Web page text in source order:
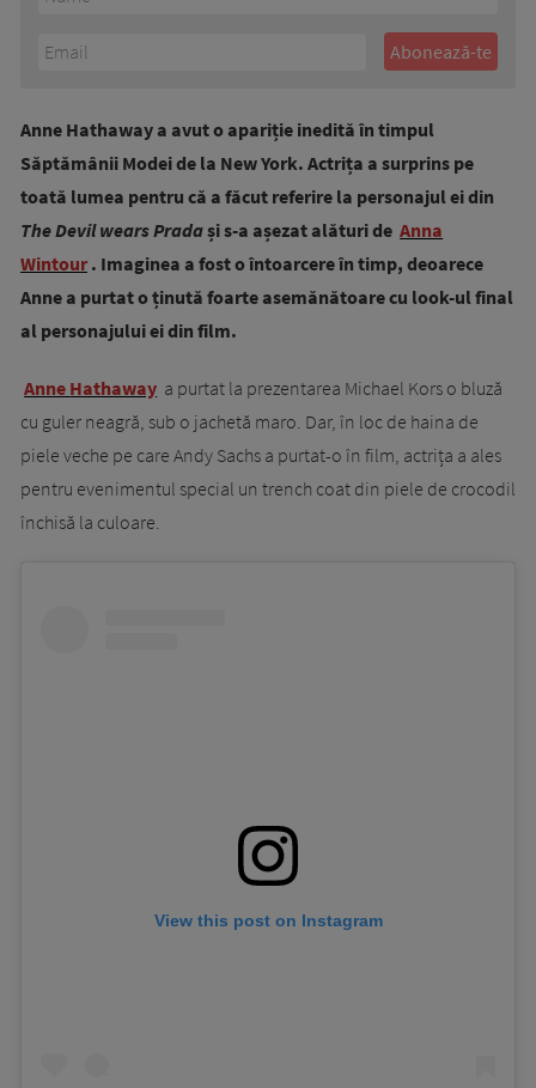
Anne Hathaway a avut o apariție inedită în timpul
Săptămânii Modei de la New York. Actrița a surprins pe
toată lumea pentru că a făcut referire la personajul ei din
The Devil wears Pradași s-a așezat alături de Anna
Wintour . Imaginea a fost o întoarcere în timp, deoarece
Anne a purtat o ținută foarte asemănătoare cu look-ul final
al personajului ei din film.
Anne Hathaway a purtat la prezentarea Michael Kors o bluză
cu guler neagră, sub o jachetă maro. Dar, în loc de haina de
piele veche pe care Andy Sachs a purtat-o în film, actrița a ales
pentru evenimentul special un trench coat din piele de crocodil
închisă la culoare.
View this post on Instagram